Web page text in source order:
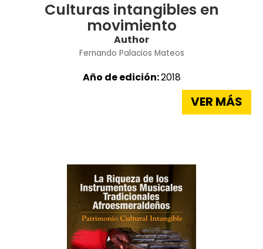
Culturas intangibles en
movimiento
Author
Fernando Palacios Mateos
Año de edición:2018
VER MÁS